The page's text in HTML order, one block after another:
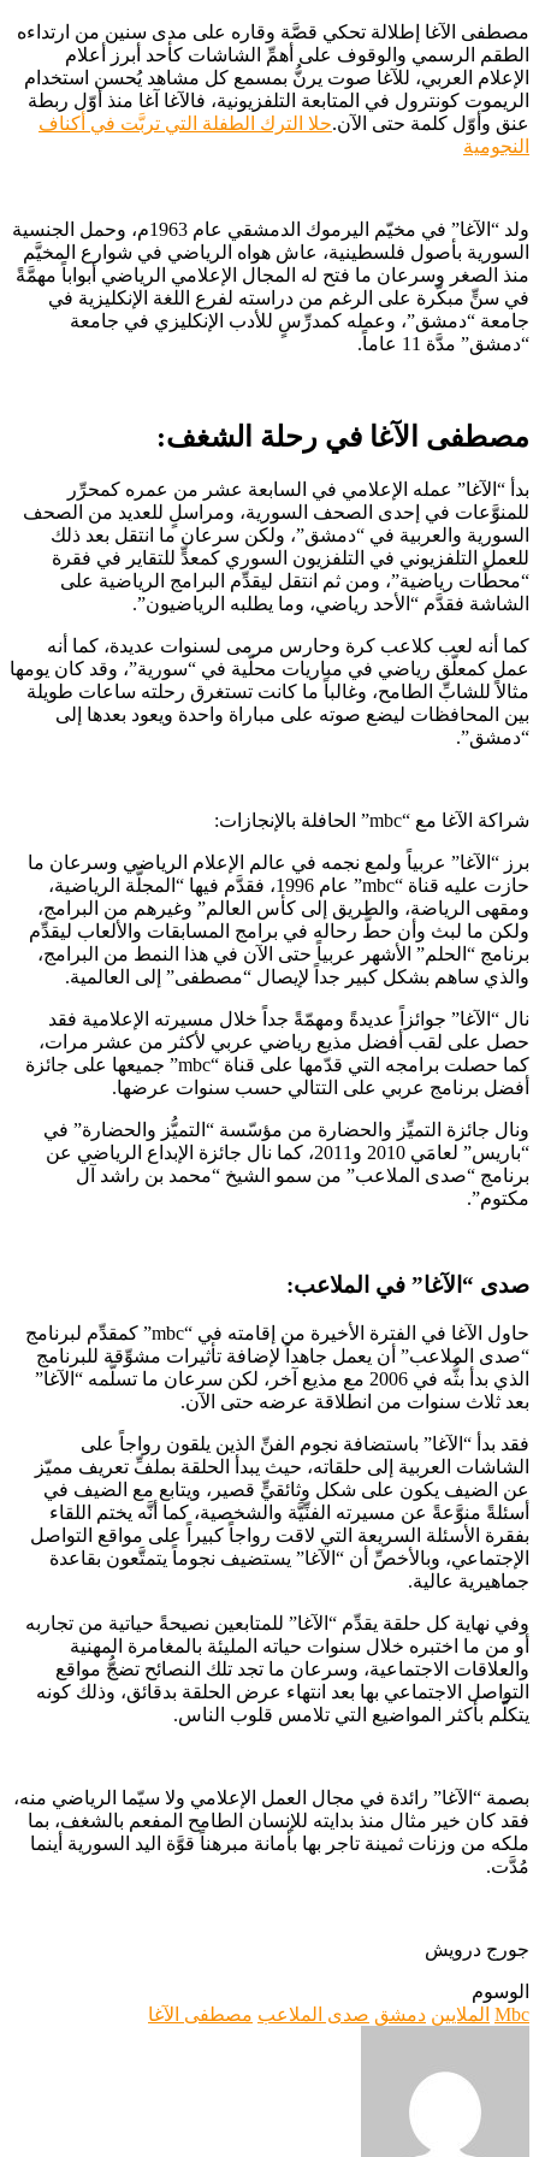
مصطفى الآغا إطلالة تحكي قصَّة وقاره على مدى سنين من ارتداءه
الطقم الرسمي والوقوف على أهمِّ الشاشات كأحد أبرز أعلام
الإعلام العربي، للآغا صوت يرنُّ بمسمع كل مشاهد يُحسن استخدام
الريموت كونترول في المتابعة التلفزيونية، فالآغا آغا منذ أوّل ربطة
عنق وأوّل كلمة حتى الآن.حلا الترك الطفلة التي تربَّت في أكناف
النجومية
ولد “الآغا” في مخيّم اليرموك الدمشقي عام 1963م، وحمل الجنسية
السورية بأصول فلسطينية، عاش هواه الرياضي في شوارع المخيَّم
منذ الصغر وسرعان ما فتح له المجال الإعلامي الرياضي أبواباً مهمَّةً
في سنٍّ مبكّرة على الرغم من دراسته لفرع اللغة الإنكليزية في
جامعة “دمشق”، وعمله كمدرِّسٍ للأدب الإنكليزي في جامعة
“دمشق” مدَّة 11 عاماً.
مصطفى الآغا في رحلة الشغف:
بدأ “الآغا” عمله الإعلامي في السابعة عشر من عمره كمحرِّر
للمنوَّعات في إحدى الصحف السورية، ومراسلٍ للعديد من الصحف
السورية والعربية في “دمشق”، ولكن سرعان ما انتقل بعد ذلك
للعمل التلفزيوني في التلفزيون السوري كمعدٍّ للتقاير في فقرة
“محطّات رياضية”، ومن ثم انتقل ليقدِّم البرامج الرياضية على
الشاشة فقدَّم “الأحد رياضي، وما يطلبه الرياضيون”.
كما أنه لعب كلاعب كرة وحارس مرمى لسنوات عديدة، كما أنه
عمل كمعلّق رياضي في مباريات محلّية في “سورية”، وقد كان يومها
مثالاً للشابِّ الطامح، وغالباً ما كانت تستغرق رحلته ساعات طويلة
بين المحافظات ليضع صوته على مباراة واحدة ويعود بعدها إلى
“دمشق”.
شراكة الآغا مع “mbc” الحافلة بالإنجازات:
برز “الآغا” عربياً ولمع نجمه في عالم الإعلام الرياضي وسرعان ما
حازت عليه قناة “mbc” عام 1996، فقدَّم فيها “المجلَّة الرياضية،
ومقهى الرياضة، والطريق إلى كأس العالم” وغيرهم من البرامج،
ولكن ما لبث وأن حطَّ رحاله في برامج المسابقات والألعاب ليقدِّم
برنامج “الحلم” الأشهر عربياً حتى الآن في هذا النمط من البرامج،
والذي ساهم بشكل كبير جداً لإيصال “مصطفى” إلى العالمية.
نال “الآغا” جوائزاً عديدةً ومهمّةً جداً خلال مسيرته الإعلامية فقد
حصل على لقب أفضل مذيع رياضي عربي لأكثر من عشر مرات،
كما حصلت برامجه التي قدّمها على قناة “mbc” جميعها على جائزة
أفضل برنامج عربي على التتالي حسب سنوات عرضها.
ونال جائزة التميِّز والحضارة من مؤسّسة “التميُّز والحضارة” في
“باريس” لعامَي 2010 و2011، كما نال جائزة الإبداع الرياضي عن
برنامج “صدى الملاعب” من سمو الشيخ “محمد بن راشد آل
مكتوم”.
صدى “الآغا” في الملاعب:
حاول الآغا في الفترة الأخيرة من إقامته في “mbc” كمقدِّم لبرنامج
“صدى الملاعب” أن يعمل جاهداً لإضافة تأثيرات مشوِّقة للبرنامج
الذي بدأ بثُّه في 2006 مع مذيع آخر، لكن سرعان ما تسلَّمه “الآغا”
بعد ثلاث سنوات من انطلاقة عرضه حتى الآن.
فقد بدأ “الآغا” باستضافة نجوم الفنِّ الذين يلقون رواجاً على
الشاشات العربية إلى حلقاته، حيث يبدأ الحلقة بملفِّ تعريف مميّز
عن الضيف يكون على شكل وثائقيٍّ قصير، ويتابع مع الضيف في
أسئلةً منوَّعةً عن مسيرته الفنِّيَّة والشخصية، كما أنَّه يختم اللقاء
بفقرة الأسئلة السريعة التي لاقت رواجاً كبيراً على مواقع التواصل
الإجتماعي، وبالأخصِّ أن “الآغا” يستضيف نجوماً يتمتَّعون بقاعدة
جماهيرية عالية.
وفي نهاية كل حلقة يقدِّم “الآغا” للمتابعين نصيحةً حياتية من تجاربه
أو من ما اختبره خلال سنوات حياته المليئة بالمغامرة المهنية
والعلاقات الاجتماعية، وسرعان ما تجد تلك النصائح تضجُّ مواقع
التواصل الاجتماعي بها بعد انتهاء عرض الحلقة بدقائق، وذلك كونه
يتكلَّم بأكثر المواضيع التي تلامس قلوب الناس.
بصمة “الآغا” رائدة في مجال العمل الإعلامي ولا سيّما الرياضي منه،
فقد كان خير مثال منذ بدايته للإنسان الطامح المفعم بالشغف، بما
ملكه من وزنات ثمينة تاجر بها بأمانة مبرهناً قوَّة اليد السورية أينما
مُدَّت.
جورج درويش
الوسوم
Mbc الملايين دمشق صدى الملاعب مصطفى الآغا